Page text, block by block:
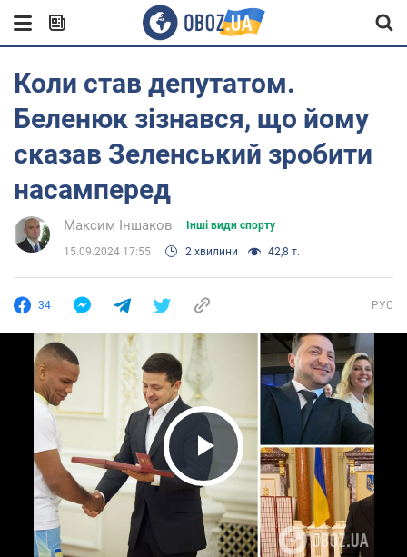
Коли став депутатом.
Беленюк зізнався, що йому
сказав Зеленський зробити
насамперед
Максим Іншаков Інші види спорту
15.09.2024 17:55 2 хвилини 42,8 т.
34 РУС
Play Video